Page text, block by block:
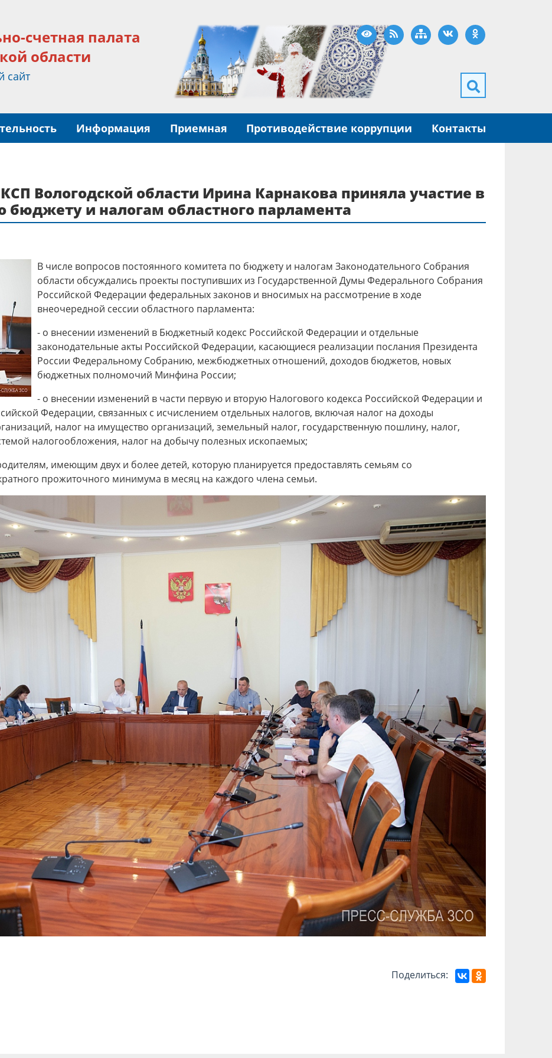
счетная палата
области
сайт
Версия для слабовидящих
RSS Карта сайта
ВКонтактеОдноклассники
Информация Приемная Противодействие коррупции Контакты
Вологодской области Ирина Карнакова приняла участие в
бюджету и налогам областного парламента
В числе вопросов постоянного комитета по бюджету и налогам Законодательного Собрания
области обсуждались проекты поступивших из Государственной Думы Федерального Собрания
Российской Федерации федеральных законов и вносимых на рассмотрение в ходе
внеочередной сессии областного парламента:
- о внесении изменений в Бюджетный кодекс Российской Федерации и отдельные
законодательные акты Российской Федерации, касающиеся реализации послания Президента
России Федеральному Собранию, межбюджетных отношений, доходов бюджетов, новых
бюджетных полномочий Минфина России;
- о внесении изменений в части первую и вторую Налогового кодекса Российской Федерации и
Федерации, связанных с исчислением отдельных налогов, включая налог на доходы
налог на имущество организаций, земельный налог, государственную пошлину, налог,
налогообложения, налог на добычу полезных ископаемых;
имеющим двух и более детей, которую планируется предоставлять семьям со
прожиточного минимума в месяц на каждого члена семьи.
Поделиться: